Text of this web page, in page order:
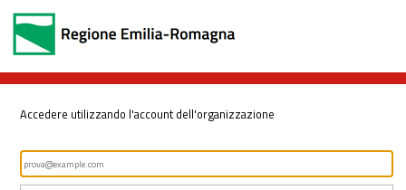
Accedere utilizzando l'account dell'organizzazione